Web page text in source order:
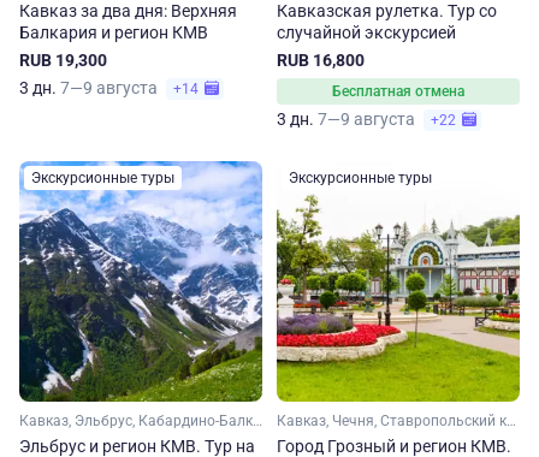
Кавказ за два дня: Верхняя
Балкария и регион КМВ
RUB 19,300
3 дн. 7—9 августа +14
Кавказская рулетка. Тур со
случайной экскурсией
RUB 16,800
Бесплатная отмена
3 дн. 7—9 августа +22
Экскурсионные туры
Кавказ, Эльбрус, Кабардино-Балкария, Ставропольский край, Кавказские Минеральные Воды
Эльбрус и регион КМВ. Тур на
Экскурсионные туры
Кавказ, Чечня, Ставропольский край, Кавказские Минеральные Воды
Город Грозный и регион КМВ.